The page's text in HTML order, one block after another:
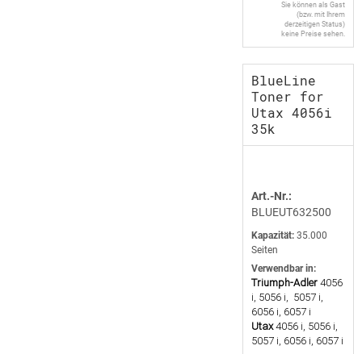
Sie können als Gast
(bzw. mit Ihrem
derzeitigen Status)
keine Preise sehen.
BlueLine
Toner for
Utax 4056i
35k
Art.-Nr.:
BLUEUT632500
Kapazität: 35.000
Seiten
Verwendbar in:
Triumph-Adler 4056
i, 5056 i, 5057 i,
6056 i, 6057 i
Utax4056 i, 5056 i,
5057 i, 6056 i, 6057 i